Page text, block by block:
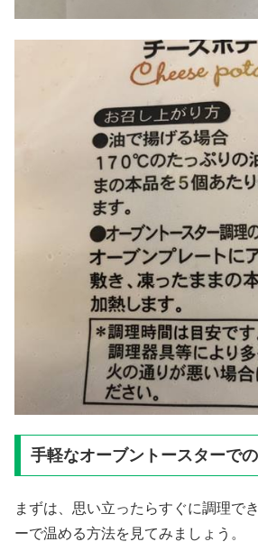
手軽なオーブントースターで
まずは、思い立ったらすぐに調理で
ーで温める方法を見てみましょう。